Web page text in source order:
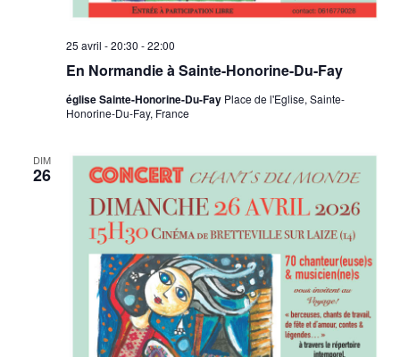
En Normandie à Sainte-Honorine-Du-Fay
25 avril - 20:30 -22:00
église Sainte-Honorine-Du-Fay Place de l'Eglise, Sainte-
Honorine-Du-Fay, France
DIM
26